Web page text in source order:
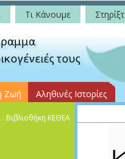
Τι Κάνουμε
Ζωή Αληθινές Ιστορίες
: Βιβλιοθήκη ΚΕΘΕΑ